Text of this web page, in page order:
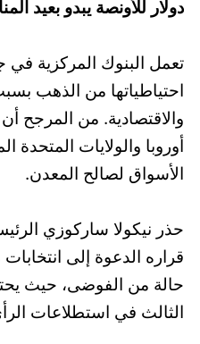
دولار للأونصة يبدو بعيد
تعمل البنوك المركزية في
احتياطياتها من الذهب
والاقتصادية. من المرجح
أوروبا والولايات المتحدة
الأسواق لصالح المعدن.
حذر نيكولا ساركوزي
قراره الدعوة إلى
حالة من الفوضى، حيث
الثالث في استطلاعات